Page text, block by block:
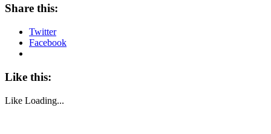
Share this:
Twitter
Facebook
Like this:
Like Loading...